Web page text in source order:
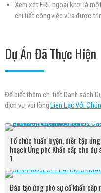
Xem xét ERP ngoài khơi là
chi tiết công việc vừa được
Dự Án Đã Thực Hiện
Để biết thêm chi tiết Danh sách
dịch vụ, vui lòng Liên Lạc Với
Tổ chức huấn luyện, diễn tập
hoạch Ứng phó Khẩn cấp cho
1
Đào tạo ứng phó sự cố khẩn cấp